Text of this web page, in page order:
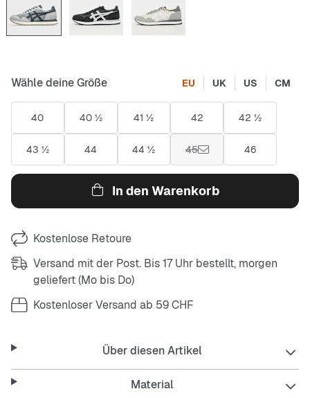
Wähle deine Größe EU UK US CM
40 40 ½ 41 ½ 42 42 ½
43 ½ 44 44 ½ 45 46
In den Warenkorb
Kostenlose Retoure
Versand mit der Post. Bis 17 Uhr bestellt, morgen
geliefert (Mo bis Do)
Kostenloser Versand ab 59 CHF
Über diesen Artikel
Material